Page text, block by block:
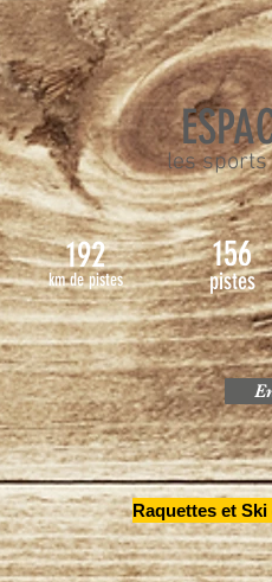
les sports
192
km de pistes
156
pistes
Raquettes et